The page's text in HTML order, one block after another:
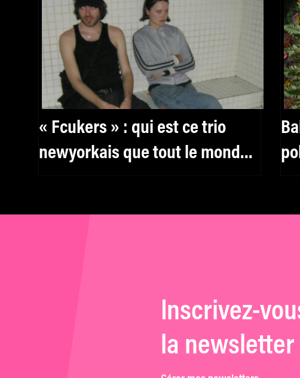
« Fcukers » : qui est ce trio
newyorkais que tout le monde
Inscrivez-
la newsletter